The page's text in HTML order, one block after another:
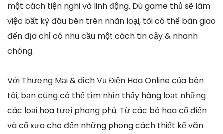
một cách tiện nghi và linh động. Dù game thủ sẽ làm
việc bất kỳ đâu bên trên nhân loại, tôi có thể bàn giao
đến địa chỉ có nhu cầu một cách tin cậy & nhanh
chóng.
Với Thương Mại & dịch Vụ Điện Hoa Online của bên
tôi, bạn cũng có thể tìm nhìn thấy hàng loạt những
các loại hoa tươi phong phú. Từ các bó hoa cổ điển
và cổ xưa cho đến những phong cách thiết kế văn